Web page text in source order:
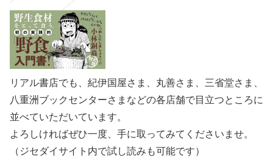
リアル書店でも、紀伊国屋さま、丸善さま、三省堂さま、
八重洲ブックセンターさまなどの各店舗で目立つところに
並べていただいています。
よろしければぜひ一度、手に取ってみてくださいませ。
（ジセダイサイト内で試し読みも可能です）